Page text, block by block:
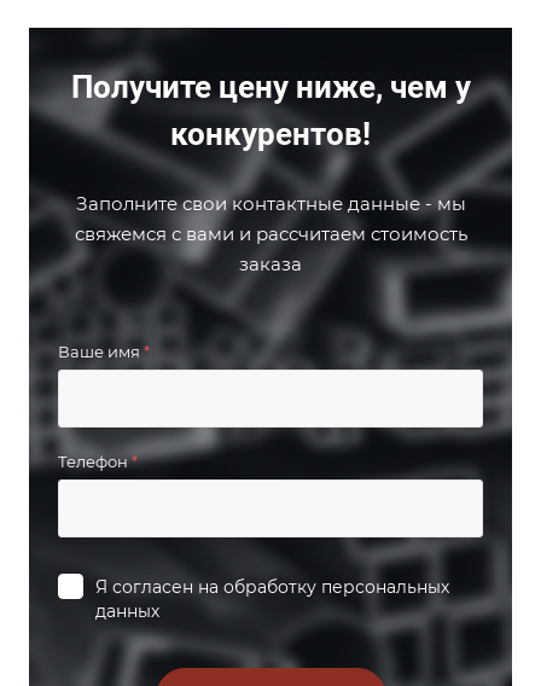
Получите цену ниже, чем у
конкурентов!
Заполните свои контактные данные - мы
свяжемся с вами и рассчитаем стоимость
заказа
Ваше имя *
Телефон*
Я согласен на обработку персональных
данных